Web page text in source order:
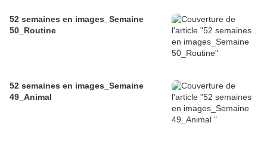
52 semaines en images_Semaine
50_Routine
52 semaines en images_Semaine
49_Animal